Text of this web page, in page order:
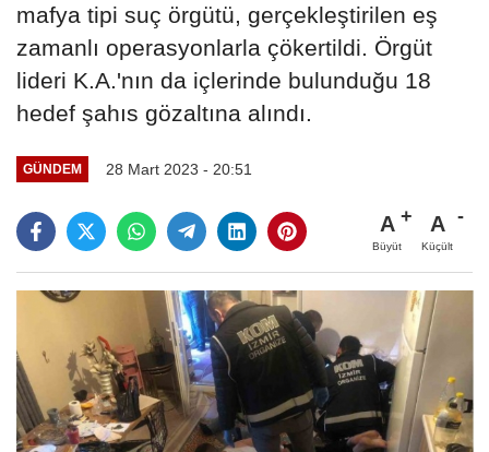
mafya tipi suç örgütü, gerçekleştirilen eş
zamanlı operasyonlarla çökertildi. Örgüt
lideri K.A.'nın da içlerinde bulunduğu 18
hedef şahıs gözaltına alındı.
GÜNDEM 28 Mart 2023 - 20:51
A
Büyüt
A
Küçült